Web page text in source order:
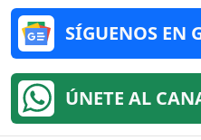
SÍGUENOS EN
ÚNETE AL